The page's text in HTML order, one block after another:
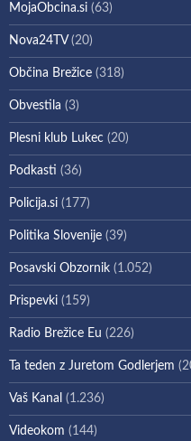
MojaObcina.si (63)
Nova24TV(20)
Občina Brežice (318)
Obvestila (3)
Plesni klub Lukec (20)
Podkasti (36)
Policija.si (177)
Politika Slovenije (39)
Posavski Obzornik (1.052)
Prispevki (159)
Radio Brežice Eu (226)
Ta teden z Juretom Godlerjem
Vaš Kanal (1.236)
Videokom (144)